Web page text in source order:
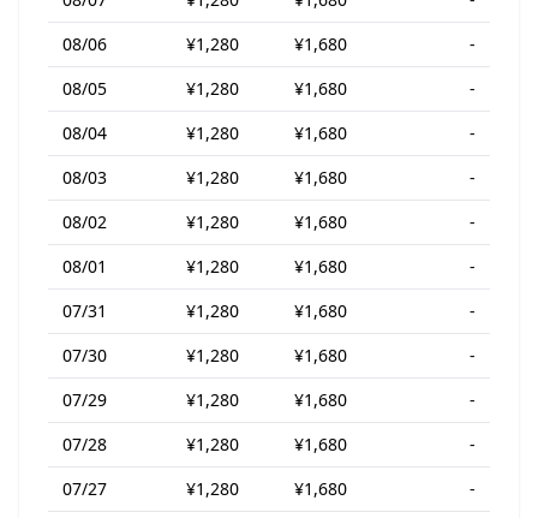
08/06
¥1,280 ¥1,680
-
08/05
¥1,280 ¥1,680
-
08/04
¥1,280 ¥1,680
-
08/03
¥1,280 ¥1,680
-
08/02
¥1,280 ¥1,680
-
08/01
¥1,280 ¥1,680
-
07/31
¥1,280 ¥1,680
-
07/30
¥1,280 ¥1,680
-
07/29
¥1,280 ¥1,680
-
07/28
¥1,280 ¥1,680
-
07/27
¥1,280 ¥1,680 -